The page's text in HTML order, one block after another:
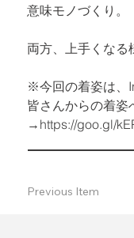
意味モノづくり。
両方、上手くなる
※今回の着姿は、
皆さんからの着姿
→ https://goo.gl/
Previous Item